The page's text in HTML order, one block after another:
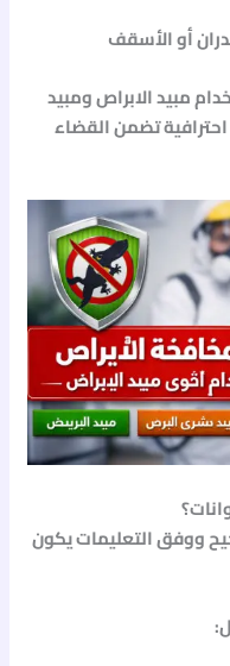
أو الأسقف
مبيد الابراصومبيد
تضمن القضاء
ووفق التعليمات يكون